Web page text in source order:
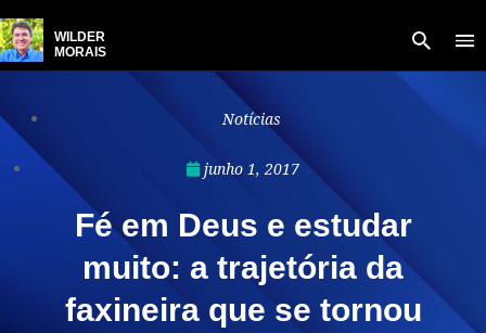
WILDER
MORAIS
Notícias
junho 1, 2017
Fé em Deus e estudar
muito: a trajetória da
faxineira que se tornou